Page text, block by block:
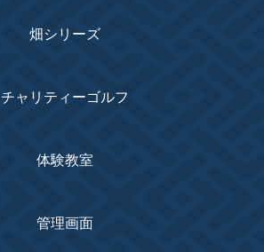
畑シリーズ
チャリティーゴルフ
体験教室
管理画面